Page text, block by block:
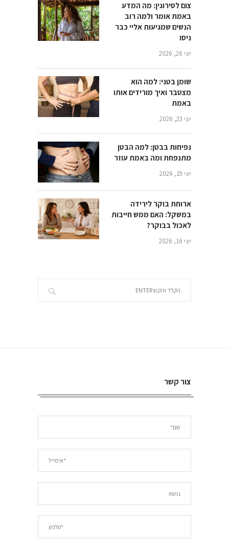
צום לסירוגין: מה המדע
באמת אומר ולמה רוב
הנשים שמגיעות אליי כבר
ניסו
יוני 26, 2026
שומן בטני: למה הוא
מצטבר ואיך מורידים אותו
באמת
יוני 23, 2026
נפיחות בבטן: למה הבטן
מתנפחת ומה באמת עוזר
יוני 19, 2026
ארוחת בוקר לירידה
במשקל: האם ממש חייבות
לאכול בבוקר?
יוני 16, 2026
צור קשר